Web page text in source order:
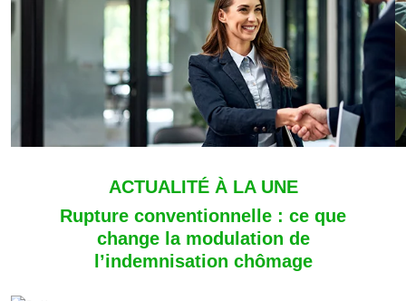
ACTUALITÉ À LA UNE
Rupture conventionnelle : ce que
change la modulation de
l’indemnisation chômage